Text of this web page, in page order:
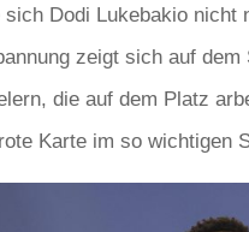
Dodi Lukebakio
zeigt sich auf
die auf dem Platz
Karte im so